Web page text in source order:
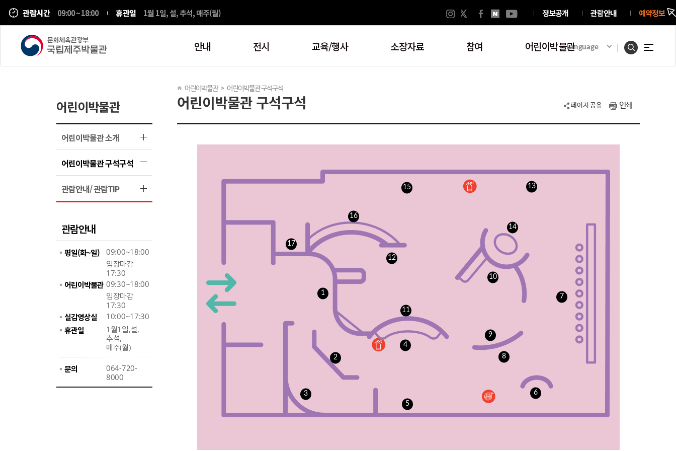
관람시간 09:00 ~ 18:00 휴관일 1월 1일, 설, 추석, 매주(월) 정보공개 관람안내 예약정보
Language
안내 전시 교육/행사 소장자료 참여 어린이박물관
어린이박물관
어린이박물관 소개
어린이박물관 구석구석
관람안내/ 관람TIP
관람안내
평일(화~일)
09:00~18:00
입장마감
17:30
어린이박물관 09:30~18:00
입장마감
17:30
실감영상실 10:00~17:30
휴관일
1월1일,설,
추석,
매주(월)
문의
064-720-
8000
어린이박물관 구석구석
어린이박물관 > 어린이박물관 구석구석
페이지 공유 인쇄
1
2
3
4
5
6
7
8
9
10
11
12
13
14
15
16
17